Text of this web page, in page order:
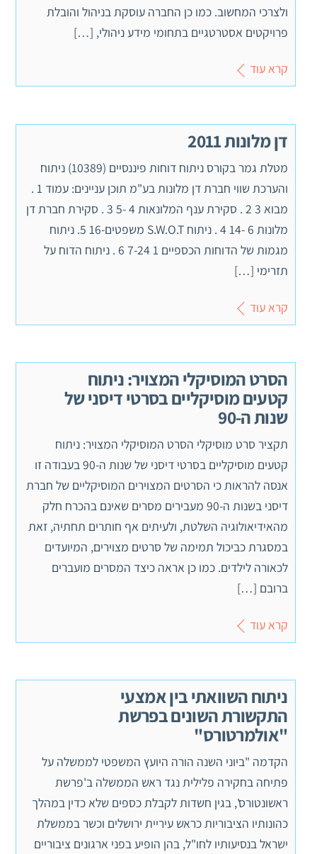
ולצרכי המחשוב. כמו כן החברה עוסקת בניהול והובלת
פרויקטים אסטרטגיים בתחומי מידע ניהולי, […]
קרא עוד
דן מלונות 2011
מטלת גמר בקורס ניתוח דוחות פיננסיים (10389) ניתוח
והערכת שווי חברת דן מלונות בע"מ תוכן עניינים: עמוד 1 .
מבוא 3 2 . סקירת ענף המלונאות 4 -5 3 . סקירת חברת דן
מלונות 6 -14 4 . ניתוח S.W.O.T משפטים-16 5. ניתוח
מגמות של הדוחות הכספיים 1 7-24 6 . ניתוח הדוח על
תזרימי […]
קרא עוד
הסרט המוסיקלי המצויר: ניתוח
קטעים מוסיקליים בסרטי דיסני של
שנות ה-90
תקציר סרט מוסיקלי הסרט המוסיקלי המצויר: ניתוח
קטעים מוסיקליים בסרטי דיסני של שנות ה-90 בעבודה זו
אנסה להראות כי הסרטים המצוירים המוסיקליים של חברת
דיסני בשנות ה-90 מעבירים מסרים שאינם בהכרח חלק
מהאידיאולוגיה השלטת, ולעיתים אף חותרים תחתיה, זאת
במסגרת כביכול תמימה של סרטים מצוירים, המיועדים
לכאורה לילדים. כמו כן אראה כיצד המסרים מועברים
ברובם […]
קרא עוד
ניתוח השוואתי בין אמצעי
התקשורת השונים בפרשת
"אולמרטורס"
הקדמה "ביוני השנה הורה היועץ המשפטי לממשלה על
פתיחה בחקירה פלילית נגד ראש הממשלה ב'פרשת
ראשונטורס', בגין חשדות לקבלת כספים שלא כדין במהלך
כהונותיו הציבוריות כראש עיריית ירושלים וכשר בממשלת
ישראל בנסיעותיו לחו"ל, בהן הופיע בפני ארגונים ציבוריים